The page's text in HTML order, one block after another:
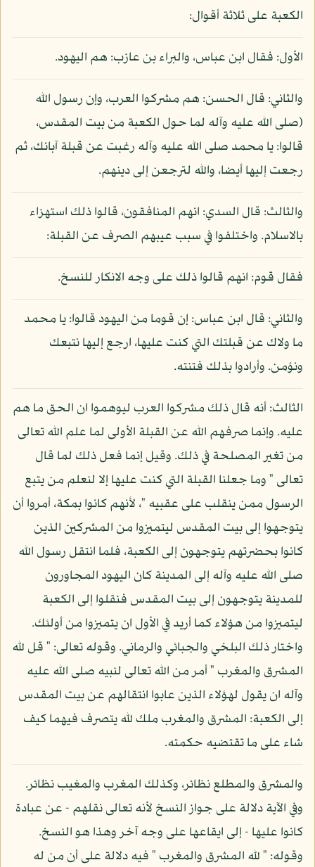
الكعبة على ثلاثة أقوال:
الأول: فقال ابن عباس، والبراء بن عازب: هم اليهود.
والثاني: قال الحسن: هم مشركوا العرب، وإن رسول الله
(صلى الله عليه وآله لما حول الكعبة من بيت المقدس،
قالوا: يا محمد صلى الله عليه وآله رغبت عن قبلة آبائك، ثم
رجعت إليها أيضا، والله لترجعن إلى دينهم.
والثالث: قال السدي: انهم المنافقون، قالوا ذلك استهزاء
بالاسلام. واختلفوا في سبب عيبهم الصرف عن القبلة:
فقال قوم: انهم قالوا ذلك على وجه الانكار للنسخ.
والثاني: قال ابن عباس: إن قوما من اليهود قالوا: يا محمد
ما ولاك عن قبلتك التي كنت عليها، ارجع إليها نتبعك
ونؤمن. وأرادوا بذلك فتنته.
الثالث: أنه قال ذلك مشركوا العرب ليوهموا ان الحق ما هم
عليه. وإنما صرفهم الله عن القبلة الأولى لما علم الله تعالى
من تغير المصلحة في ذلك. وقيل إنما فعل ذلك لما قال
تعالى " وما جعلنا القبلة التي كنت عليها إلا لنعلم من يتبع
الرسول ممن ينقلب على عقبيه "، لأنهم كانوا بمكة، أمروا أن
يتوجهوا إلى بيت المقدس ليتميزوا من المشركين الذين
كانوا بحضرتهم يتوجهون إلى الكعبة، فلما انتقل رسول الله
صلى الله عليه وآله إلى المدينة كان اليهود المجاورون
للمدينة يتوجهون إلى بيت المقدس فنقلوا إلى الكعبة
ليتميزوا من هؤلاء كما أريد في الأول ان يتميزوا من أولئك.
واختار ذلك البلخي والجبائي والرماني. وقوله تعالى: " قل لله
المشرق والمغرب " أمر من الله تعالى لنبيه صلى الله عليه
وآله ان يقول لهؤلاء الذين عابوا انتقالهم عن بيت المقدس
إلى الكعبة: المشرق والمغرب ملك لله يتصرف فيهما كيف
شاء على ما تقتضيه حكمته.
والمشرق والمطلع نظائر، وكذلك المغرب والمغيب نظائر.
وفي الآية دلالة على جواز النسخ لأنه تعالى نقلهم - عن عبادة
كانوا عليها - إلى ايقاعها على وجه آخر وهذا هو النسخ.
وقوله: " لله المشرق والمغرب " فيه دلالة على أن من له